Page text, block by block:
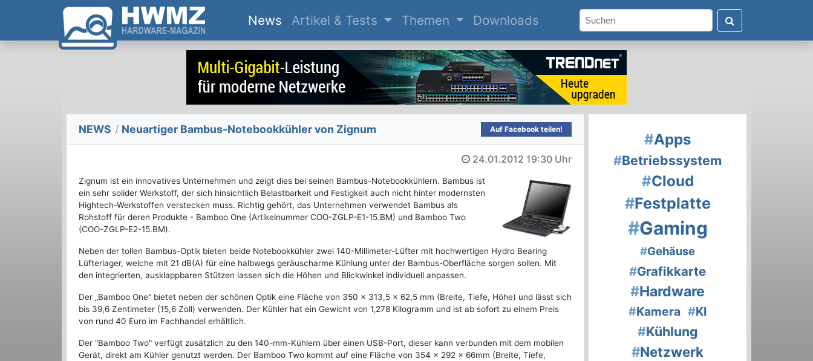
News(current)
Artikel & Tests Themen Downloads
NEWS / Neuartiger Bambus-Notebookkühler von Zignum Auf Facebook teilen!
24.01.2012 19:30 Uhr
Zignum ist ein innovatives Unternehmen und zeigt dies bei seinen Bambus-Notebookkühlern. Bambus ist
ein sehr solider Werkstoff, der sich hinsichtlich Belastbarkeit und Festigkeit auch nicht hinter modernsten
Hightech-Werkstoffen verstecken muss. Richtig gehört, das Unternehmen verwendet Bambus als
Rohstoff für deren Produkte - Bamboo One (Artikelnummer COO-ZGLP-E1-15.BM) und Bamboo Two
(COO-ZGLP-E2-15.BM).
Neben der tollen Bambus-Optik bieten beide Notebookkühler zwei 140-Millimeter-Lüfter mit hochwertigen Hydro Bearing
Lüfterlager, welche mit 21 dB(A) für eine halbwegs geräuscharme Kühlung unter der Bambus-Oberfläche sorgen sollen. Mit
den integrierten, ausklappbaren Stützen lassen sich die Höhen und Blickwinkel individuell anpassen.
Der „Bamboo One“ bietet neben der schönen Optik eine Fläche von 350 x 313,5 x 62,5 mm (Breite, Tiefe, Höhe) und lässt sich
bis 39,6 Zentimeter (15,6 Zoll) verwenden. Der Kühler hat ein Gewicht von 1,278 Kilogramm und ist ab sofort zu einem Preis
von rund 40 Euro im Fachhandel erhältlich.
Der "Bamboo Two" verfügt zusätzlich zu den 140-mm-Kühlern über einen USB-Port, dieser kann verbunden mit dem mobilen
Gerät, direkt am Kühler genutzt werden. Der Bamboo Two kommt auf eine Fläche von 354 x 292 x 66mm (Breite, Tiefe,
#Apps
#Betriebssystem
#Cloud
#Festplatte
#Gaming
#Gehäuse
#Grafikkarte
#Hardware
#Kamera #KI
#Kühlung
#Netzwerk